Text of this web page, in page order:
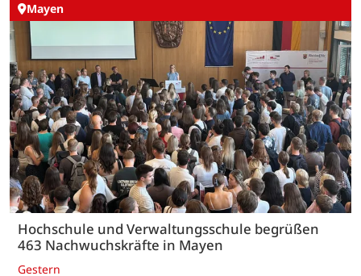
Mayen
Hochschule und Verwaltungsschule begrüßen
463 Nachwuchskräfte in Mayen
Gestern